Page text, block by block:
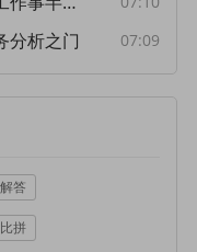
分析之门 07:09
答
拼